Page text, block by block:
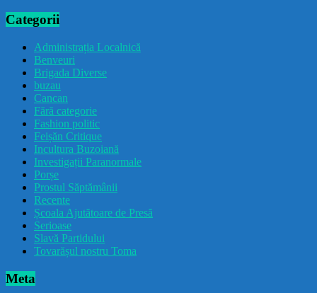
Categorii
Administrația Localnică
Benveuri
Brigada Diverse
buzau
Cancan
Fără categorie
Fashion politic
Feișăn Critique
Incultura Buzoiană
Investigații Paranormale
Porșe
Prostul Săptămânii
Recente
Școala Ajutătoare de Presă
Serioase
Slavă Partidului
Tovarășul nostru Toma
Meta